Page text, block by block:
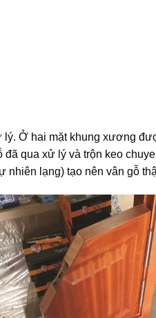
Ở hai mặt khung xương
qua xử lý và trộn keo
nhiên lạng) tạo nên vân gỗ